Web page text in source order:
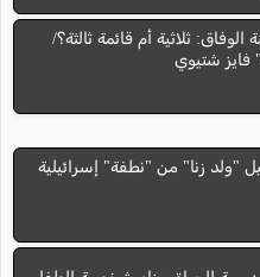
ثلاثية أم قائمة ثالثة؟/
فايز شتيوي
"ولد زنا" من "نطفة" إسرائيلية